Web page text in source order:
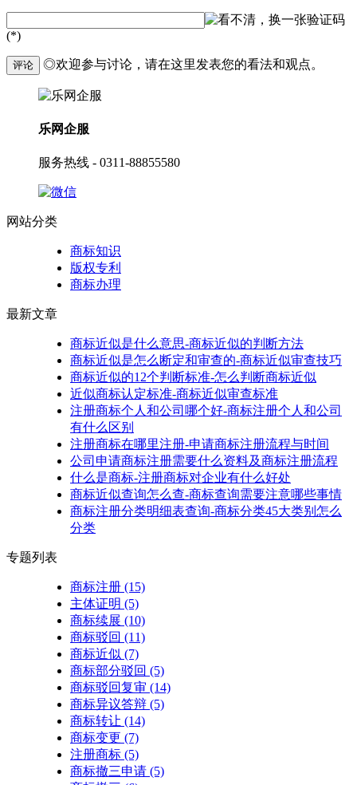
验证码
(*)
评论 ◎欢迎参与讨论，请在这里发表您的看法和观点。
乐网企服
服务热线 - 0311-88855580
网站分类
商标知识
版权专利
商标办理
最新文章
商标近似是什么意思-商标近似的判断方法
商标近似是怎么断定和审查的-商标近似审查技巧
商标近似的12个判断标准-怎么判断商标近似
近似商标认定标准-商标近似审查标准
注册商标个人和公司哪个好-商标注册个人和公司
有什么区别
注册商标在哪里注册-申请商标注册流程与时间
公司申请商标注册需要什么资料及商标注册流程
什么是商标-注册商标对企业有什么好处
商标近似查询怎么查-商标查询需要注意哪些事情
商标注册分类明细表查询-商标分类45大类别怎么
分类
专题列表
商标注册 (15)
主体证明 (5)
商标续展 (10)
商标驳回 (11)
商标近似 (7)
商标部分驳回 (5)
商标驳回复审 (14)
商标异议答辩 (5)
商标转让 (14)
商标变更 (7)
注册商标 (5)
商标撤三申请 (5)